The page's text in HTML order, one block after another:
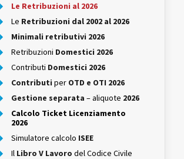
Le Retribuzioni al 2026
Le Retribuzioni dal 2002 al 2026
Minimali retributivi 2026
Retribuzioni Domestici 2026
Contributi Domestici 2026
Contributi per OTD e OTI 2026
Gestione separata – aliquote 2026
Calcolo Ticket Licenziamento
2026
Simulatore calcolo ISEE
Il Libro V Lavoro del Codice Civile